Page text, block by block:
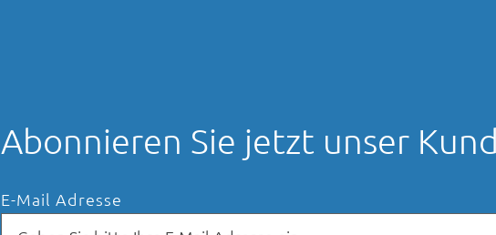
Abonnieren Sie jetzt unser
E-Mail Adresse